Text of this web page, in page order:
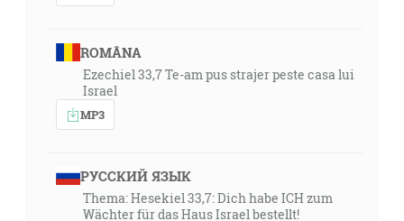
ROMÂNA
Ezechiel 33,7 Te-am pus strajer peste casa lui
Israel
MP3
РУССКИЙ ЯЗЫК
Thema: Hesekiel 33,7: Dich habe ICH zum
Wächter für das Haus Israel bestellt!